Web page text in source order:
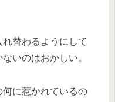
替わるようにして
いのはおかしい。
に惹かれているの